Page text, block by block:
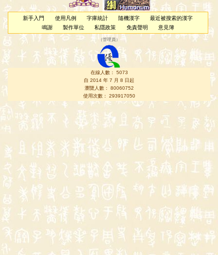
新手入門 使用凡例 字庫統計 隨機漢字
最近被搜索的漢字
鳴謝
製作單位 私隱政策 免責聲明 意見簿
（管理員 ）
在線人數： 5073
自 2014 年 7 月 8 日起
瀏覽人數： 80060752
使用次數： 293917050